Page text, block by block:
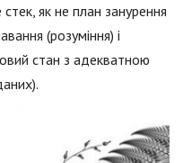
як не план занурення
(розуміння) і
стан з адекватною